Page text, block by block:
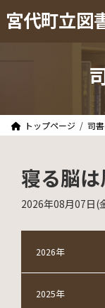
ン
プ
ビ
動
宮代町立図
トップページ 司
寝る脳
2026年08月07日(
2026年
2025年